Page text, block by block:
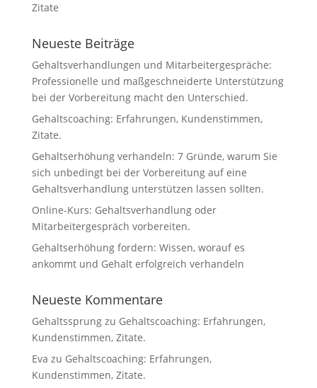
Zitate
Neueste Beiträge
Gehaltsverhandlungen und Mitarbeitergespräche:
Professionelle und maßgeschneiderte Unterstützung
bei der Vorbereitung macht den Unterschied.
Gehaltscoaching: Erfahrungen, Kundenstimmen,
Zitate.
Gehaltserhöhung verhandeln: 7 Gründe, warum Sie
sich unbedingt bei der Vorbereitung auf eine
Gehaltsverhandlung unterstützen lassen sollten.
Online-Kurs: Gehaltsverhandlung oder
Mitarbeitergespräch vorbereiten.
Gehaltserhöhung fordern: Wissen, worauf es
ankommt und Gehalt erfolgreich verhandeln
Neueste Kommentare
Gehaltssprungzu Gehaltscoaching: Erfahrungen,
Kundenstimmen, Zitate.
Eva zu Gehaltscoaching: Erfahrungen,
Kundenstimmen, Zitate.